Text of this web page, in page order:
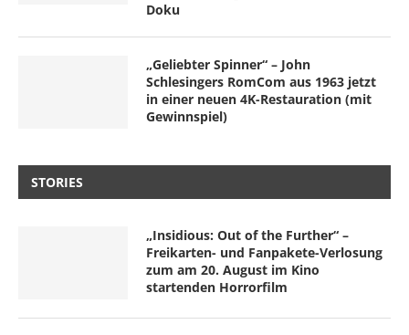
Doku
„Geliebter Spinner“ – John
Schlesingers RomCom aus 1963 jetzt
in einer neuen 4K-Restauration (mit
Gewinnspiel)
STORIES
„Insidious: Out of the Further“ –
Freikarten- und Fanpakete-Verlosung
zum am 20. August im Kino
startenden Horrorfilm